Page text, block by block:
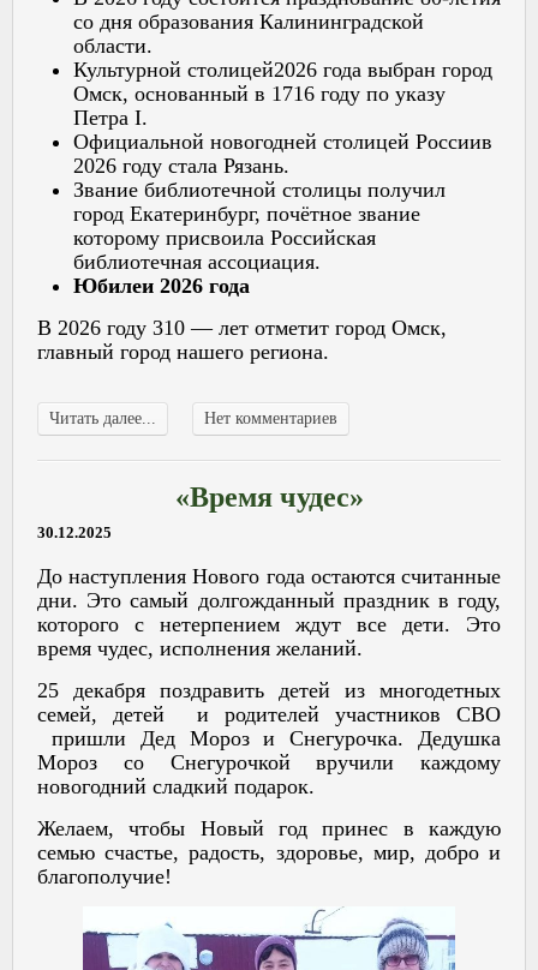
со дня образования Калининградской
области.
Культурной столицей2026 года выбран город
Омск, основанный в 1716 году по указу
Петра I.
Официальной новогодней столицей Россиив
2026 году стала Рязань.
Звание библиотечной столицы получил
город Екатеринбург, почётное звание
которому присвоила Российская
библиотечная ассоциация.
Юбилеи 2026 года
В 2026 году 310 — лет отметит город Омск,
главный город нашего региона.
Читать далее... Нет комментариев
«Время чудес»
30.12.2025
До наступления Нового года остаются считанные
дни. Это самый долгожданный праздник в году,
которого с нетерпением ждут все дети. Это
время чудес, исполнения желаний.
25 декабря поздравить детей из многодетных
семей, детей и родителей участников СВО
пришли Дед Мороз и Снегурочка. Дедушка
Мороз со Снегурочкой вручили каждому
новогодний сладкий подарок.
Желаем, чтобы Новый год принес в каждую
семью счастье, радость, здоровье, мир, добро и
благополучие!